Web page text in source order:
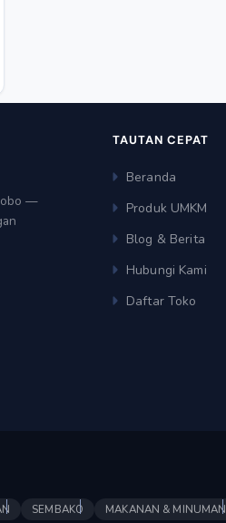
—
TAUTAN CEPAT
Beranda
Produk UMKM
Blog & Berita
Hubungi Kami
Daftar Toko
SEMBAKO MAKANAN & MINUMAN